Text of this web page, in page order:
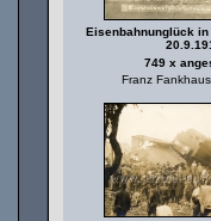
Eisenbahnunglück in
749 x
Franz